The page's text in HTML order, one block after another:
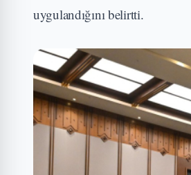
uygulandığını belirtti.